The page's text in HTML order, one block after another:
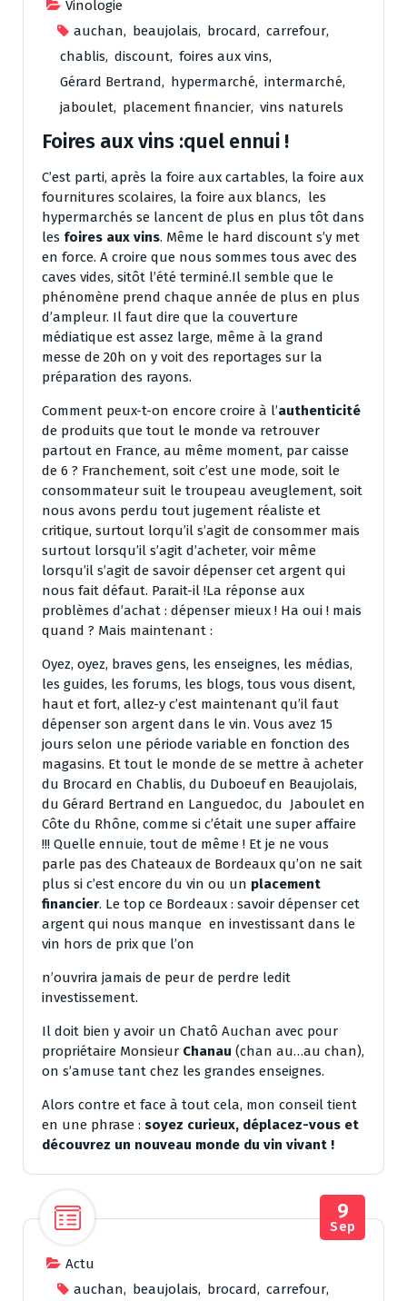
Vinologie
auchan, beaujolais, brocard, carrefour,
chablis, discount, foires aux vins,
Gérard Bertrand, hypermarché, intermarché,
jaboulet, placement financier, vins naturels
Foires aux vins :quel ennui !
C’est parti, après la foire aux cartables, la foire aux
fournitures scolaires, la foire aux blancs, les
hypermarchés se lancent de plus en plus tôt dans
les foires aux vins. Même le hard discount s’y met
en force. A croire que nous sommes tous avec des
caves vides, sitôt l’été terminé.Il semble que le
phénomène prend chaque année de plus en plus
d’ampleur. Il faut dire que la couverture
médiatique est assez large, même à la grand
messe de 20h on y voit des reportages sur la
préparation des rayons.
Comment peux-t-on encore croire à l’authenticité
de produits que tout le monde va retrouver
partout en France, au même moment, par caisse
de 6 ? Franchement, soit c’est une mode, soit le
consommateur suit le troupeau aveuglement, soit
nous avons perdu tout jugement réaliste et
critique, surtout lorqu’il s’agit de consommer mais
surtout lorsqu’il s’agit d’acheter, voir même
lorsqu’il s’agit de savoir dépenser cet argent qui
nous fait défaut. Parait-il !La réponse aux
problèmes d’achat : dépenser mieux ! Ha oui ! mais
quand ? Mais maintenant :
Oyez, oyez, braves gens, les enseignes, les médias,
les guides, les forums, les blogs, tous vous disent,
haut et fort, allez-y c’est maintenant qu’il faut
dépenser son argent dans le vin. Vous avez 15
jours selon une période variable en fonction des
magasins. Et tout le monde de se mettre à acheter
du Brocard en Chablis, du Duboeuf en Beaujolais,
du Gérard Bertrand en Languedoc, du Jaboulet en
Côte du Rhône, comme si c’était une super affaire
!!! Quelle ennuie, tout de même ! Et je ne vous
parle pas des Chateaux de Bordeaux qu’on ne sait
plus si c’est encore du vin ou un placement
financier. Le top ce Bordeaux : savoir dépenser cet
argent qui nous manque en investissant dans le
vin hors de prix que l’on
n’ouvrira jamais de peur de perdre ledit
investissement.
Il doit bien y avoir un Chatô Auchan avec pour
propriétaire Monsieur Chanau (chan au…au chan),
on s’amuse tant chez les grandes enseignes.
Alors contre et face à tout cela, mon conseil tient
en une phrase : soyez curieux, déplacez-vous et
découvrez un nouveau monde du vin vivant !
Actu
auchan, beaujolais, brocard, carrefour,
9
Sep